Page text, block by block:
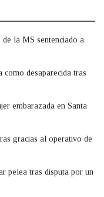
la MS sentenciado a
desaparecida tras
embarazada en Santa
gracias al operativo de
pelea tras disputa por un